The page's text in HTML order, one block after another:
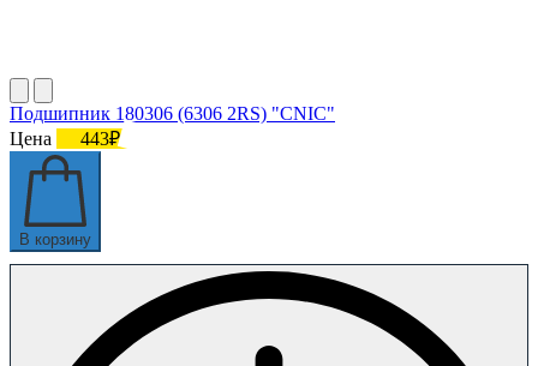
Подшипник 180306 (6306 2RS) "CNIC"
Цена
443₽
В корзину